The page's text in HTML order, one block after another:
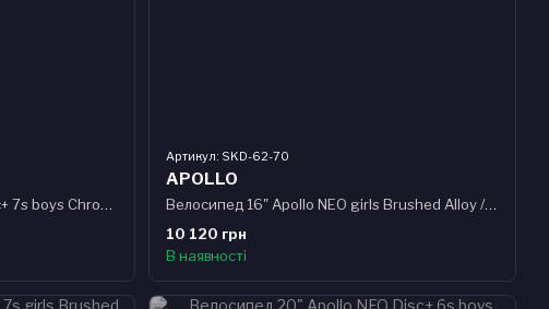
Велосипед 26" Apollo NEO Disc+ 7s boys Chrome Sand
Артикул: SKD-62-70
APOLLO
Велосипед 16" Apollo NEO girls Brushed Alloy / Lavender / Purple Fade 2024
10 120 грн
В наявності